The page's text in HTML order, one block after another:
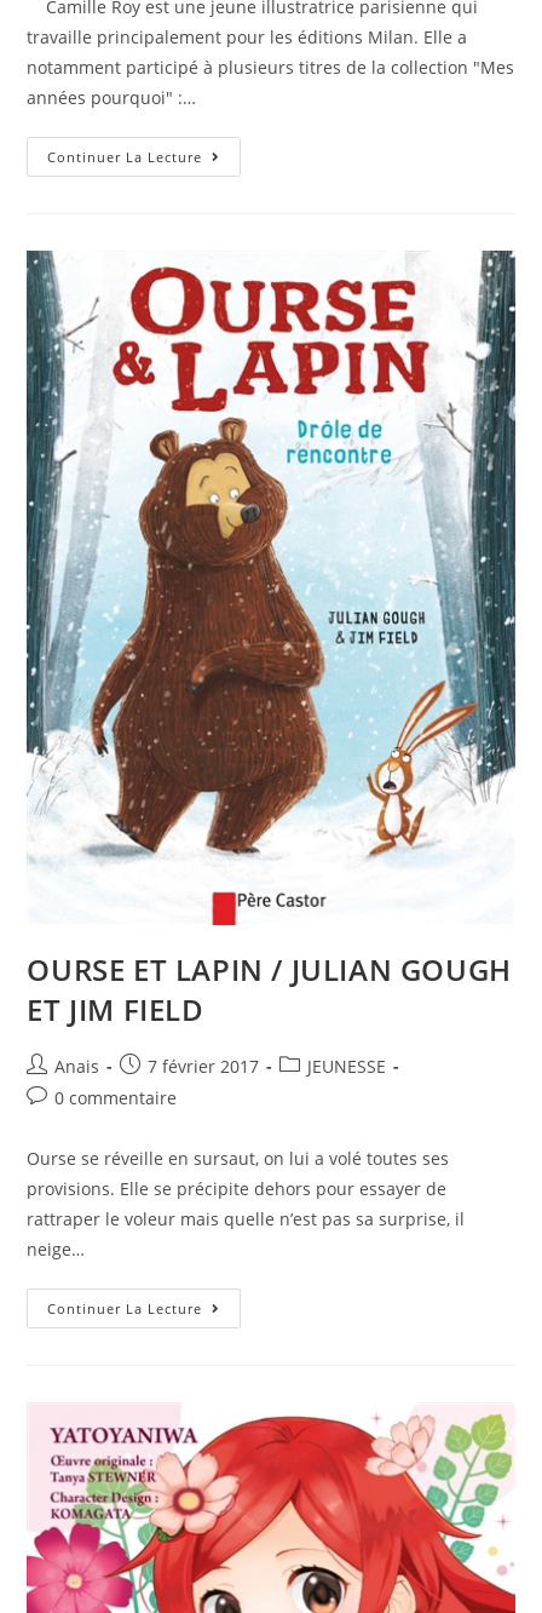
Camille Roy est une jeune illustratrice parisienne qui
travaille principalement pour les éditions Milan. Elle a
notamment participé à plusieurs titres de la collection "Mes
années pourquoi" :…
Continuer La Lecture
OURSE ET LAPIN / JULIAN GOUGH
ET JIM FIELD
Anais 7 février 2017
JEUNESSE
0 commentaire
Ourse se réveille en sursaut, on lui a volé toutes ses
provisions. Elle se précipite dehors pour essayer de
rattraper le voleur mais quelle n’est pas sa surprise, il
neige…
Continuer La Lecture